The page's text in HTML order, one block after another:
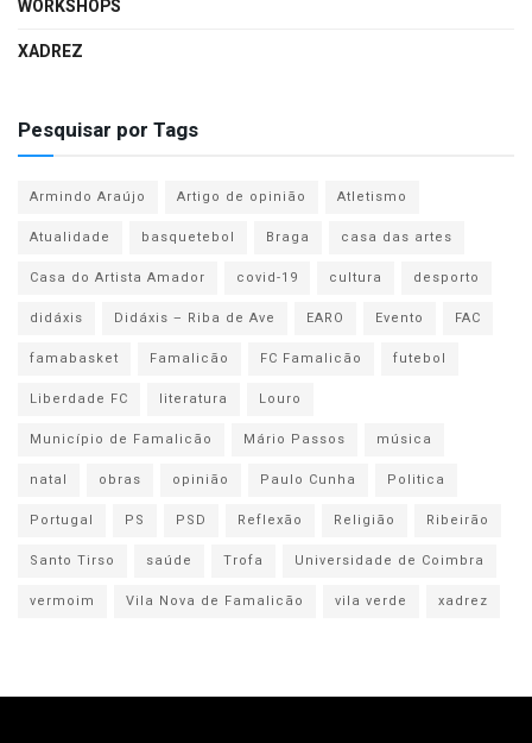
WORKSHOPS
XADREZ
Pesquisar por Tags
Armindo Araújo Artigo de opinião
Atletismo
Atualidade
basquetebol Braga
casa das artes
Casa do Artista Amador
covid-19 cultura
desporto
didáxis
Didáxis – Riba de Ave EARO Evento
FAC
famabasket
Famalicão FC Famalicão
futebol
Liberdade FC
literatura
Louro
Município de Famalicão
Mário Passos
música
natal
obras opinião Paulo Cunha
Politica
Portugal
PS PSD Reflexão Religião
Ribeirão
Santo Tirso
saúde Trofa
Universidade de Coimbra
vermoim
Vila Nova de Famalicão vila verde xadrez